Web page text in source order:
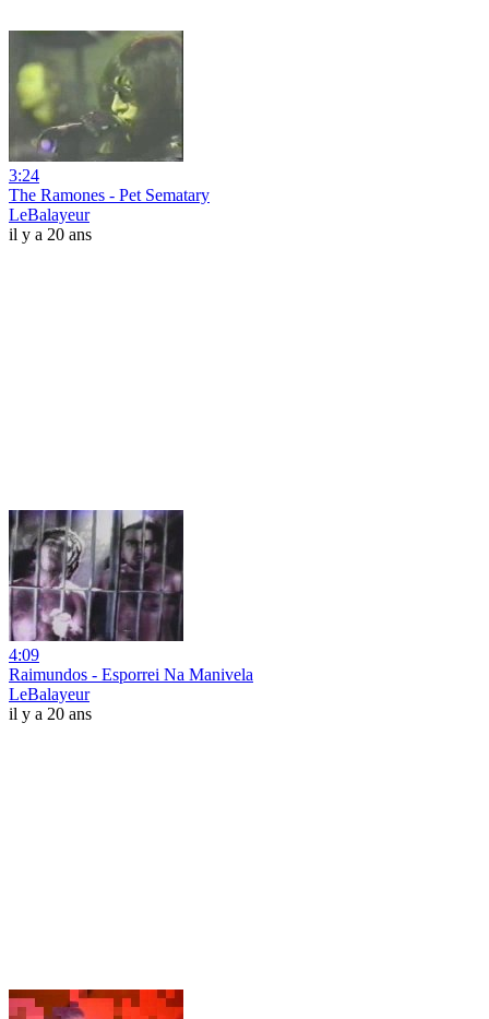
3:24
The Ramones - Pet Sematary
LeBalayeur
il y a 20 ans
4:09
Raimundos - Esporrei Na Manivela
LeBalayeur
il y a 20 ans